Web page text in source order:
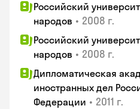
Российский
народов • 2008 г.
Российский
народов • 2008 г.
Дипломатическая
иностранных дел
Федерации • 2011 г.